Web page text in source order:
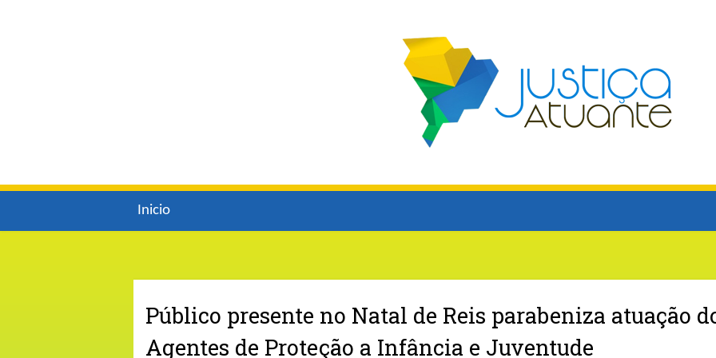
Inicio
Público presente no Natal de Reis parabeniza atuação
Agentes de Proteção a Infância e Juventude